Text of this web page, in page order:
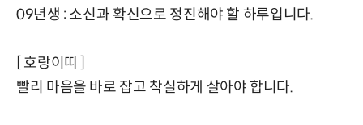
09년생 : 소신과 확신으로 정진해야 할 하루입니다.
[ 호랑이띠 ]
빨리 마음을 바로 잡고 착실하게 살아야 합니다.